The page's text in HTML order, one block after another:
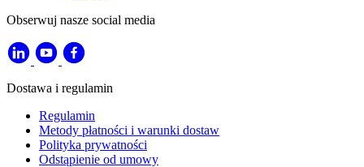
Obserwuj nasze social media
Dostawa i regulamin
Regulamin
Metody płatności i warunki dostaw
Polityka prywatności
Odstąpienie od umowy